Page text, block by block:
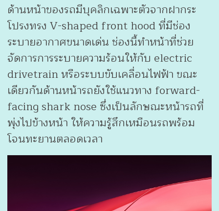
ด้านหน้าของรถมีบุคลิกเฉพาะตัวจากฝากระ
โปรงทรง V-shaped front hood ที่มีช่อง
ระบายอากาศขนาดเด่น ช่องนี้ทำหน้าที่ช่วย
จัดการการระบายความร้อนให้กับ electric
drivetrain หรือระบบขับเคลื่อนไฟฟ้า ขณะ
เดียวกันด้านหน้ารถยังใช้แนวทาง forward-
facing shark nose ซึ่งเป็นลักษณะหน้ารถที่
พุ่งไปข้างหน้า ให้ความรู้สึกเหมือนรถพร้อม
โจนทะยานตลอดเวลา